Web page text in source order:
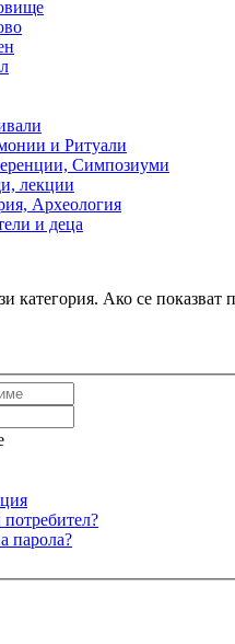
и Ритуали
Симпозиуми
лекции
Археология
и деца
категория. Ако се показват
потребител?
парола?